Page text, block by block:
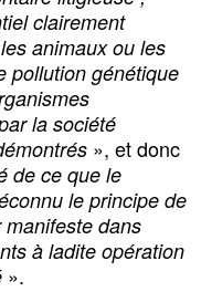
clairement
animaux ou les
pollution génétique
la société
», et donc
de ce que le
le principe de
dans
à ladite opération
».